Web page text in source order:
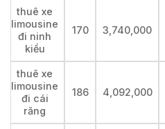
thuê xe
limousine
đi ninh
kiều
170 3,740,000
thuê xe
limousine
đi cái
răng
186 4,092,000